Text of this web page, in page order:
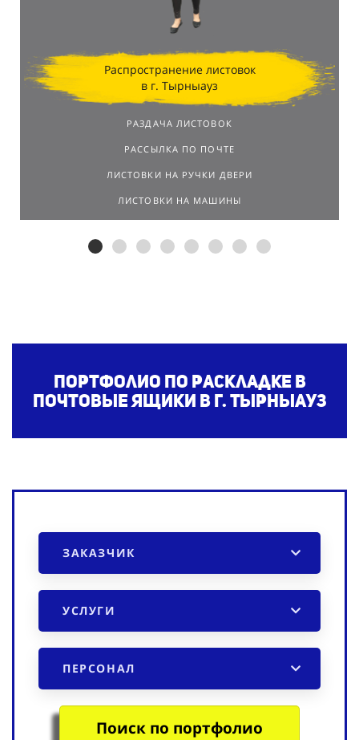
Распространение листовок
в г. Тырныауз
РАЗДАЧА ЛИСТОВОК
РАССЫЛКА ПО ПОЧТЕ
ЛИСТОВКИ НА РУЧКИ ДВЕРИ
ЛИСТОВКИ НА МАШИНЫ
Портфолио по раскладке в
почтовые ящики в г. Тырныауз
ЗАКАЗЧИК
УСЛУГИ
ПЕРСОНАЛ
Поиск по портфолио